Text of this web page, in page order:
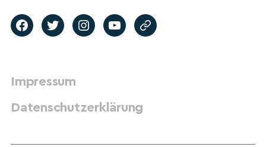
Impressum
Datenschutzerklärung